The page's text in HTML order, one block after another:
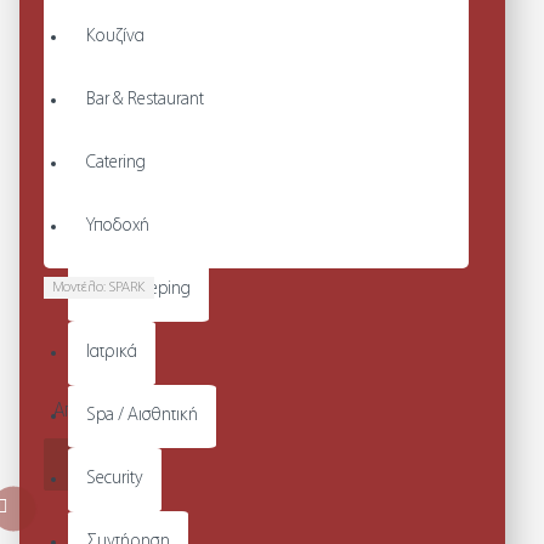
Κουζίνα
Bar & Restaurant
Catering
Υποδοχή
Housekeeping
Ιατρικά
Spa / Αισθητική
Security
Μοντέλο: SPARK
ΤΟΥΝΙΚ
Από 80,60€